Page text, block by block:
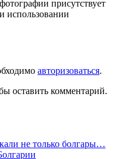
присутствует
использовании
авторизоваться.
оставить комментарий.
не только болгары…